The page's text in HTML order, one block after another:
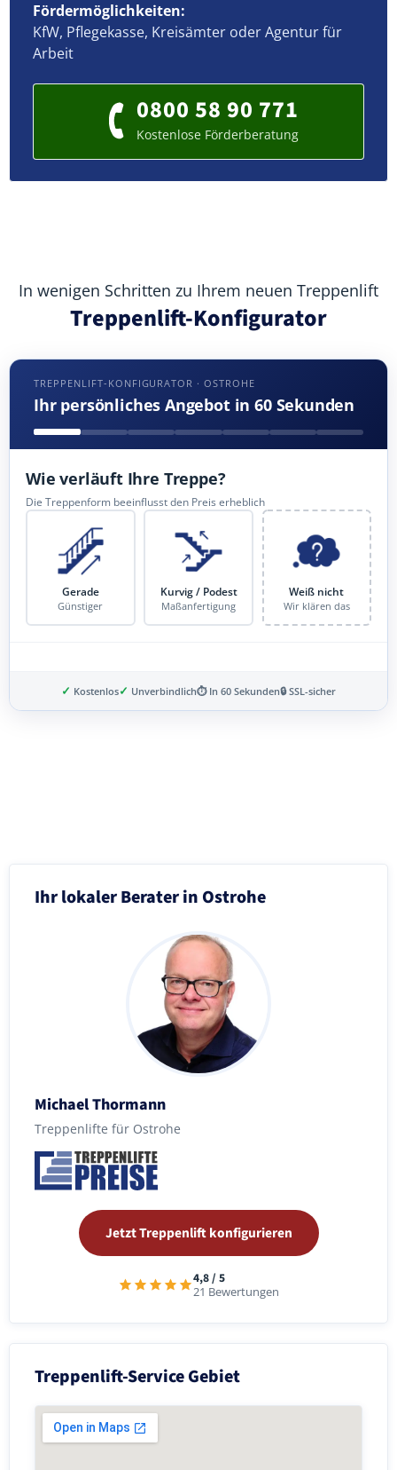
Fördermöglichkeiten:
KfW, Pflegekasse, Kreisämter oder Agentur für
Arbeit
0800 58 90 771
Kostenlose Förderberatung
In wenigen Schritten zu Ihrem neuen Treppenlift
Treppenlift-Konfigurator
TREPPENLIFT-KONFIGURATOR · OSTROHE
Ihr persönliches Angebot in 60 Sekunden
Wie verläuft Ihre Treppe?
Die Treppenform beeinflusst den Preis erheblich
Gerade
Günstiger
Kurvig / Podest
Maßanfertigung
Weiß nicht
Wir klären das
✓ Kostenlos✓ Unverbindlich⏱ In 60 Sekunden🔒 SSL-sicher
Ihr lokaler Berater in Ostrohe
Michael Thormann
Treppenlifte für Ostrohe
Jetzt Treppenlift konfigurieren
4,8 / 5
21 Bewertungen
Treppenlift-Service Gebiet